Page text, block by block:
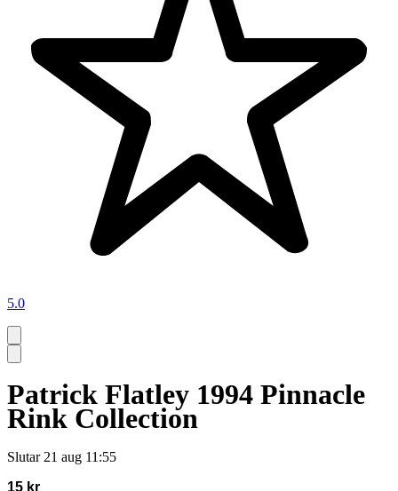
5.0
Patrick Flatley 1994 Pinnacle
Rink Collection
Slutar 21 aug 11:55
15 kr